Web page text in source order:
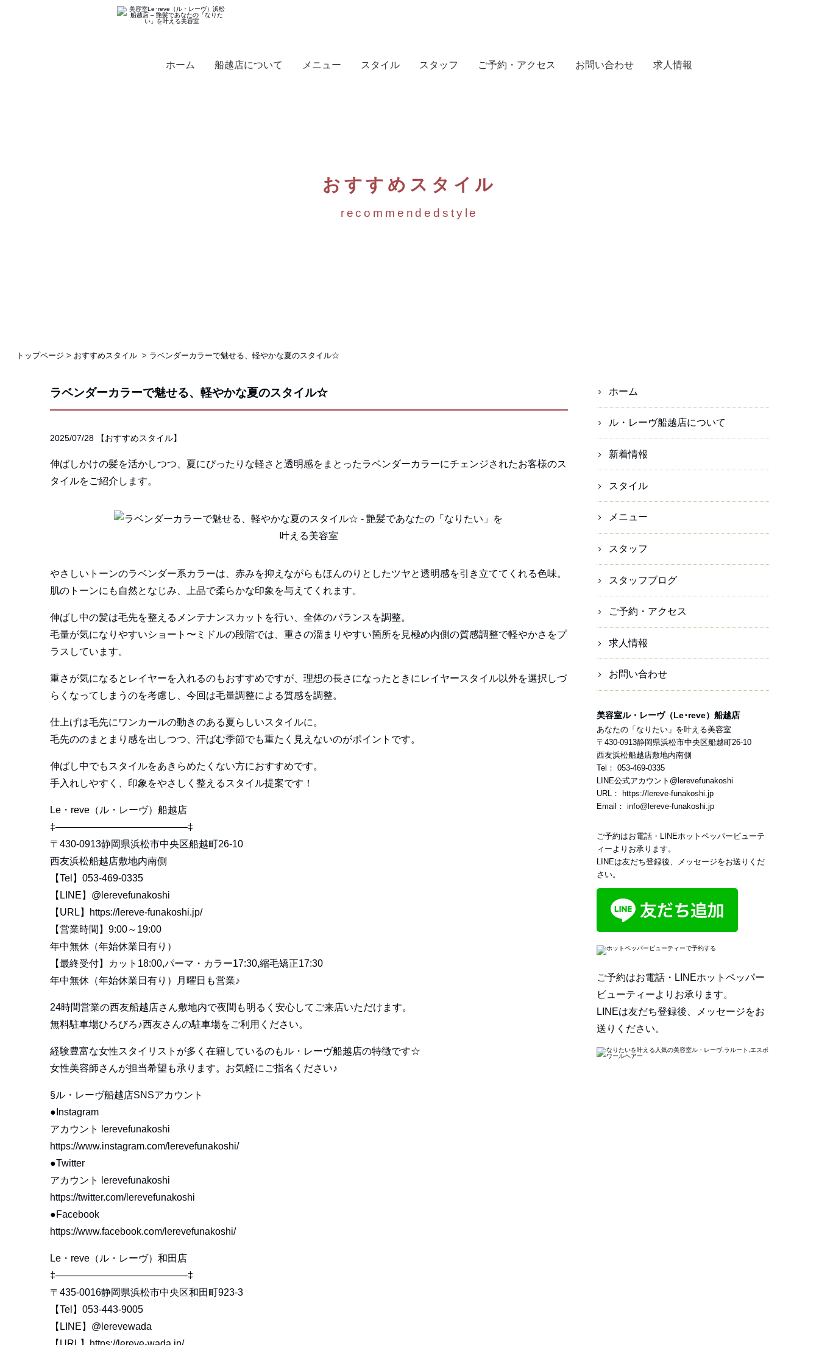
ホーム 船越店について メニュー スタイル スタッフ ご予約・アクセス お問い合わせ 求人情報
おすすめスタイル
recommendedstyle
トップページ > おすすめスタイル > ラベンダーカラーで魅せる、軽やかな夏のスタイル☆
ラベンダーカラーで魅せる、軽やかな夏のスタイル☆
2025/07/28 【おすすめスタイル】
伸ばしかけの髪を活かしつつ、夏にぴったりな軽さと透明感をまとったラベンダーカラーにチェンジされたお客様のス
タイルをご紹介します。
やさしいトーンのラベンダー系カラーは、赤みを抑えながらもほんのりとしたツヤと透明感を引き立ててくれる色味。
肌のトーンにも自然となじみ、上品で柔らかな印象を与えてくれます。
伸ばし中の髪は毛先を整えるメンテナンスカットを行い、全体のバランスを調整。
毛量が気になりやすいショート〜ミドルの段階では、重さの溜まりやすい箇所を見極め内側の質感調整で軽やかさをプ
ラスしています。
重さが気になるとレイヤーを入れるのもおすすめですが、理想の長さになったときにレイヤースタイル以外を選択しづ
らくなってしまうのを考慮し、今回は毛量調整による質感を調整。
仕上げは毛先にワンカールの動きのある夏らしいスタイルに。
毛先ののまとまり感を出しつつ、汗ばむ季節でも重たく見えないのがポイントです。
伸ばし中でもスタイルをあきらめたくない方におすすめです。
手入れしやすく、印象をやさしく整えるスタイル提案です！
Le・reve（ル・レーヴ）船越店
‡—————————————–‡
〒430-0913静岡県浜松市中央区船越町26-10
西友浜松船越店敷地内南側
【Tel】053-469-0335
【LINE】 @lerevefunakoshi
【URL】
https://lereve-funakoshi.jp/
【営業時間】9:00～19:00
年中無休（年始休業日有り）
【最終受付】カット18:00,パーマ・カラー17:30,縮毛矯正17:30
年中無休（年始休業日有り）月曜日も営業♪
24時間営業の西友船越店さん敷地内で夜間も明るく安心してご来店いただけます。
無料駐車場ひろびろ♪西友さんの駐車場をご利用ください。
経験豊富な女性スタイリストが多く在籍しているのもル・レーヴ船越店の特徴です☆
女性美容師さんが担当希望も承ります。お気軽にご指名ください♪
§ル・レーヴ船越店SNSアカウント
●Instagram
アカウント lerevefunakoshi
https://www.instagram.com/lerevefunakoshi/
●Twitter
アカウント lerevefunakoshi
https://twitter.com/lerevefunakoshi
●Facebook
https://www.facebook.com/lerevefunakoshi/
Le・reve（ル・レーヴ）和田店
‡—————————————–‡
〒435-0016静岡県浜松市中央区和田町923-3
【Tel】053-443-9005
【LINE】 @lerevewada
ホーム
ル・レーヴ船越店について
新着情報
スタイル
メニュー
スタッフ
スタッフブログ
ご予約・アクセス
求人情報
お問い合わせ
美容室ル・レーヴ（Le･reve）船越店
あなたの「なりたい」を叶える美容室
〒 430-0913静岡県浜松市中央区船越町26-10
西友浜松船越店敷地内南側
Tel： 053-469-0335
LINE公式アカウント @lerevefunakoshi
URL：
https://lereve-funakoshi.jp
Email： info@lereve-funakoshi.jp
ご予約はお電話・LINEホットペッパービューテ
ィーよりお承ります。
LINEは友だち登録後、メッセージをお送りくだ
さい。
ご予約はお電話・LINEホットペッパー
ビューティーよりお承ります。
LINEは友だち登録後、メッセージをお
送りください。